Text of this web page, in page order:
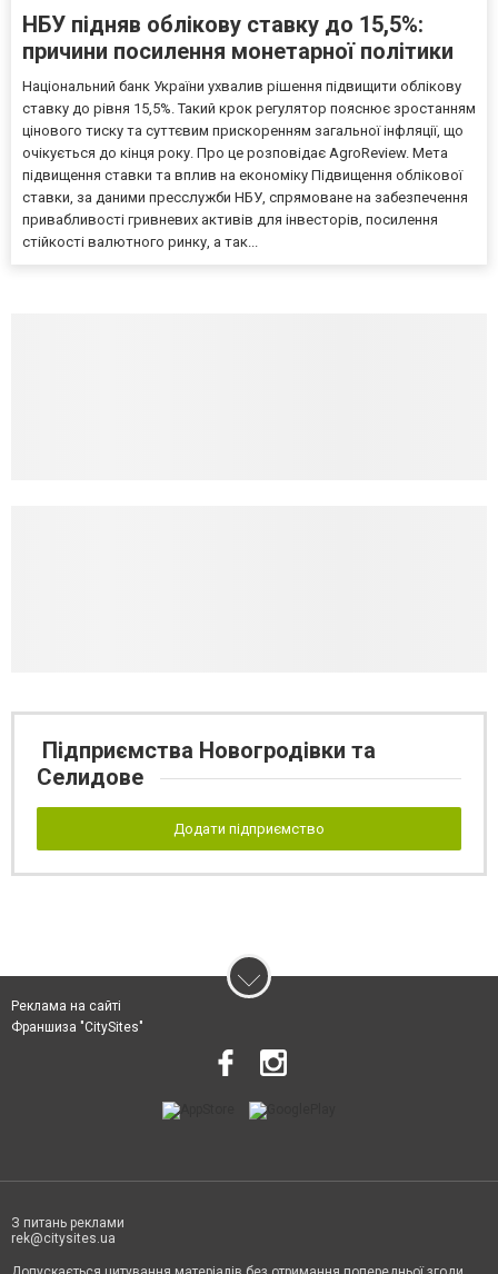
НБУ підняв облікову ставку до 15,5%:
причини посилення монетарної політики
Національний банк України ухвалив рішення підвищити облікову
ставку до рівня 15,5%. Такий крок регулятор пояснює зростанням
цінового тиску та суттєвим прискоренням загальної інфляції, що
очікується до кінця року. Про це розповідає AgroReview. Мета
підвищення ставки та вплив на економіку Підвищення облікової
ставки, за даними пресслужби НБУ, спрямоване на забезпечення
привабливості гривневих активів для інвесторів, посилення
стійкості валютного ринку, а так...
Підприємства Новогродівки та
Селидове
Додати підприємство
Реклама на сайті
Франшиза "CitySites"
З питань реклами
rek@citysites.ua